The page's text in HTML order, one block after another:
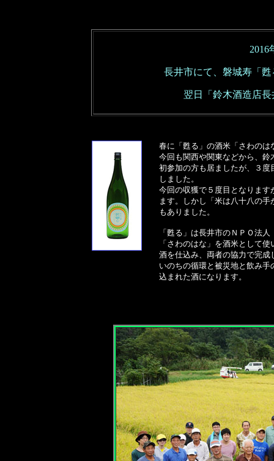
2016
長井市にて、磐城寿「
翌日 「鈴木酒造店
春に「甦る」の酒米「さわの
今回も 関西や関東などから 、鈴
初参加の方も居ましたが、３
しました。
今回の収獲で５度目となりま
ます。しかし「米は八十八の
もありました。
「甦る」は長井市のＮＰＯ法
「さわのはな」を酒米として
酒を仕込み、両者の協力で完
いのちの循環と被災地と飲み
込まれた酒になります。